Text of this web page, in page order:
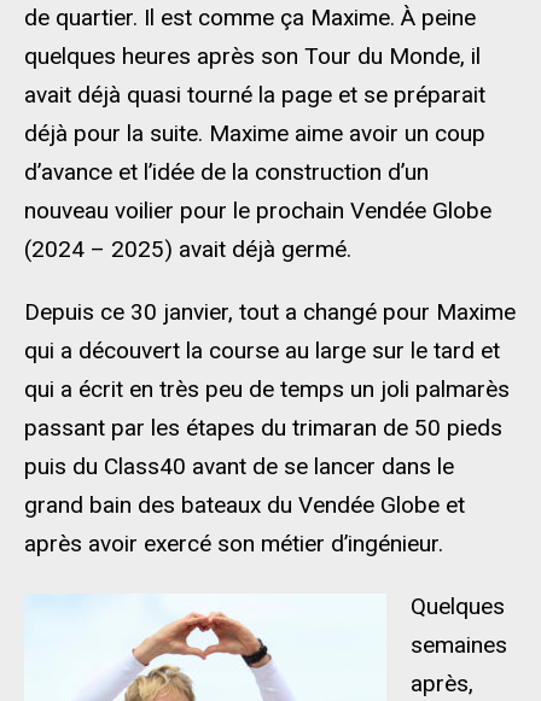
de quartier. Il est comme ça Maxime. À peine
quelques heures après son Tour du Monde, il
avait déjà quasi tourné la page et se préparait
déjà pour la suite. Maxime aime avoir un coup
d’avance et l’idée de la construction d’un
nouveau voilier pour le prochain Vendée Globe
(2024 – 2025) avait déjà germé.
Depuis ce 30 janvier, tout a changé pour Maxime
qui a découvert la course au large sur le tard et
qui a écrit en très peu de temps un joli palmarès
passant par les étapes du trimaran de 50 pieds
puis du Class40 avant de se lancer dans le
grand bain des bateaux du Vendée Globe et
après avoir exercé son métier d’ingénieur.
Quelques
semaines
après,